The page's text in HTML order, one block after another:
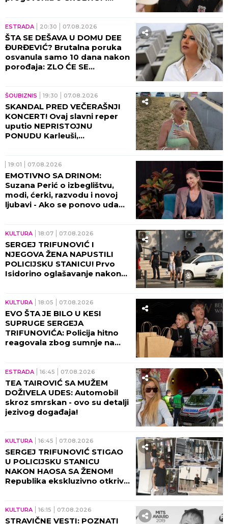
ESTRADA 20:30 07.08.2026
ŠTA SE DEŠAVA U DOMU DEE
ĐURĐEVIĆ? Brutalna poruka
osvanula samo 10 dana nakon
porođaja: ZLO ĆE SE
ŠOUBIZNIS 19:30 07.08.2026
SKANDAL PRED VEČERAŠNJI
KONCERT! Ovaj slavni reper
uputio NEPRISTOJNU
PONUDU Karleuši,
19:01 07.08.2026
EMOTIVNO SA DRINOM:
Suzana Perić o izbeglištvu,
modi, ćerki, razvodu i novoj
ljubavi - Ako se ponovo udam,
KULTURA 18:07 07.08.2026
SERGEJ TRIFUNOVIĆ I
NJEGOVA ŽENA NAPUSTILI
POLICIJSKU STANICU! Prvo
Isidorino oglašavanje nakon
KULTURA 18:05 07.08.2026
EVO ŠTA JE BILO U KESI
SUPRUGE SERGEJA
TRIFUNOVIĆA: Policija hitno
reagovala zbog sumnje na
ESTRADA 16:45 07.08.2026
TEA TAIROVIĆ SA MUŽEM
DOŽIVELA UDES: Automobil
skroz smrskan - ovo su detalji
jezivog događaja!
KULTURA 16:45 07.08.2026
SERGEJ TRIFUNOVIĆ STIGAO
U POLICIJSKU STANICU
NAKON HAOSA SA ŽENOM!
Republika ekskluzivno otkriva
KULTURA 16:15 07.08.2026
STRAVIČNE VESTI: POZNATI